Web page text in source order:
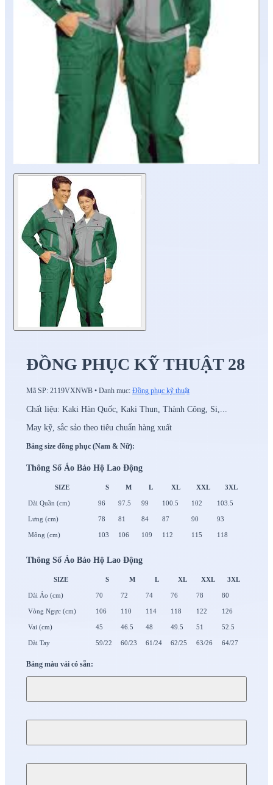
ĐỒNG PHỤC KỸ THUẬT 28
Mã SP: 2119VXNWB • Danh mục: Đồng phục kỹ thuật
Chất liệu: Kaki Hàn Quốc, Kaki Thun, Thành Công, Si,...
May kỹ, sắc sảo theo tiêu chuẩn hàng xuất
Bảng size đồng phục (Nam & Nữ):
Thông Số Áo Bảo Hộ Lao Động
SIZE S M L XL XXL 3XL
Dài Quần (cm) 96 97.5 99 100.5 102 103.5
Lưng (cm) 78 81 84 87 90 93
Mông (cm) 103 106 109 112 115 118
Thông Số Áo Bảo Hộ Lao Động
SIZE S M L XL XXL 3XL
Dài Áo (cm) 70 72 74 76 78 80
Vòng Ngực (cm) 106 110 114 118 122 126
Vai (cm) 45 46.5 48 49.5 51 52.5
Dài Tay 59/22 60/23 61/24 62/25 63/26 64/27
Bảng màu vải có sẵn: